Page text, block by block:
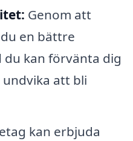
Genom att
en bättre
du kan förvänta dig
att bli
kan erbjuda